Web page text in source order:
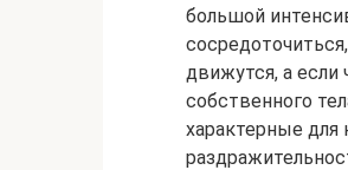
большой
движутся, а если
собственного
характерные для